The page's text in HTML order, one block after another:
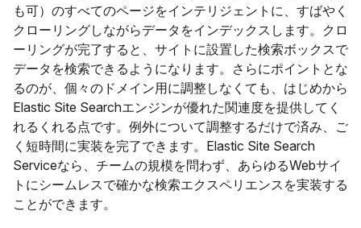
も可）のすべてのページをインテリジェントに、すばやく
クローリングしながらデータをインデックスします。クロ
ーリングが完了すると、サイトに設置した検索ボックスで
データを検索できるようになります。さらにポイントとな
るのが、個々のドメイン用に調整しなくても、はじめから
Elastic Site Searchエンジンが優れた関連度を提供してく
れるくれる点です。例外について調整するだけで済み、ご
く短時間に実装を完了できます。Elastic Site Search
Serviceなら、チームの規模を問わず、あらゆるWebサイ
トにシームレスで確かな検索エクスペリエンスを実装する
ことができます。